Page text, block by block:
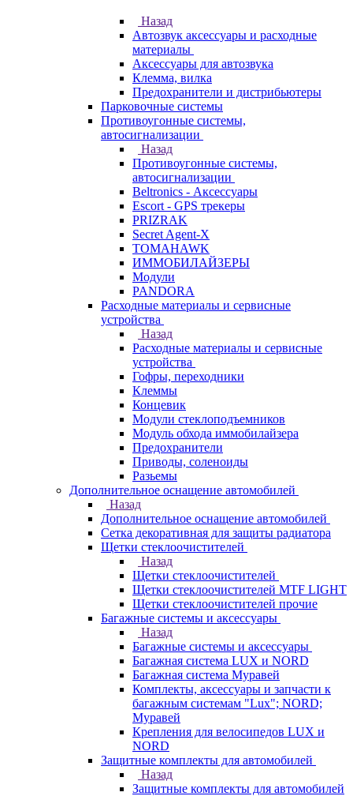
Назад
Автозвук аксессуары и расходные
материалы
Аксессуары для автозвука
Клемма, вилка
Предохранители и дистрибьютеры
Парковочные системы
Противоугонные системы,
автосигнализации
Назад
Противоугонные системы,
автосигнализации
Beltronics - Аксессуары
Escort - GPS трекеры
PRIZRAK
Secret Agent-X
TOMAHAWK
ИММОБИЛАЙЗЕРЫ
Модули
PANDORA
Расходные материалы и сервисные
устройства
Назад
Расходные материалы и сервисные
устройства
Гофры, переходники
Клеммы
Концевик
Модули стеклоподъемников
Модуль обхода иммобилайзера
Предохранители
Приводы, соленоиды
Разьемы
Дополнительное оснащение автомобилей
Назад
Дополнительное оснащение автомобилей
Сетка декоративная для защиты радиатора
Щетки стеклоочистителей
Назад
Щетки стеклоочистителей
Щетки стеклоочистителей MTF LIGHT
Щетки стеклоочистителей прочие
Багажные системы и аксессуары
Назад
Багажные системы и аксессуары
Багажная система LUX и NORD
Багажная система Муравей
Комплекты, аксессуары и запчасти к
багажным системам "Lux"; NORD;
Муравей
Крепления для велосипедов LUX и
NORD
Защитные комплекты для автомобилей
Назад
Защитные комплекты для автомобилей